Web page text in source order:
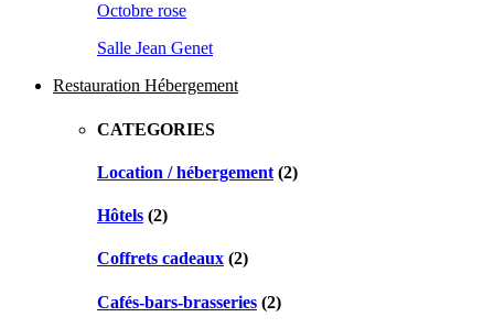
Octobre rose
Salle Jean Genet
Restauration Hébergement
CATEGORIES
Location / hébergement (2)
Hôtels (2)
Coffrets cadeaux (2)
Cafés-bars-brasseries (2)